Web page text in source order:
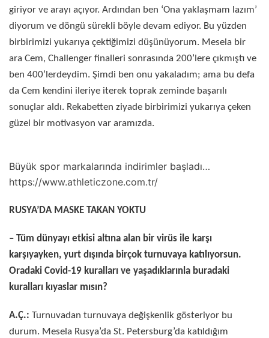
giriyor ve arayı açıyor. Ardından ben ‘Ona yaklaşmam lazım’
diyorum ve döngü sürekli böyle devam ediyor. Bu yüzden
birbirimizi yukarıya çektiğimizi düşünüyorum. Mesela bir
ara Cem, Challenger finalleri sonrasında 200’lere çıkmıştı ve
ben 400’lerdeydim. Şimdi ben onu yakaladım; ama bu defa
da Cem kendini ileriye iterek toprak zeminde başarılı
sonuçlar aldı. Rekabetten ziyade birbirimizi yukarıya çeken
güzel bir motivasyon var aramızda.
Büyük spor markalarında indirimler başladı…
https://www.athleticzone.com.tr/
RUSYA’DA MASKE TAKAN YOKTU
– Tüm dünyayı etkisi altına alan bir virüs ile karşı
karşıyayken, yurt dışında birçok turnuvaya katılıyorsun.
Oradaki Covid-19 kuralları ve yaşadıklarınla buradaki
kuralları kıyaslar mısın?
A.Ç.: Turnuvadan turnuvaya değişkenlik gösteriyor bu
durum. Mesela Rusya’da St. Petersburg’da katıldığım